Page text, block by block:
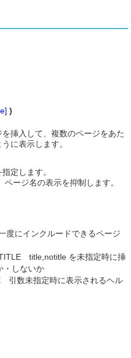
)
挿入して、複数のページをあた
に表示します。
定します。
ージ名の表示を抑制します。
にインクルードできるページ
title,notitle を未指定時に挿
・しないか
引数未指定時に表示されるヘル